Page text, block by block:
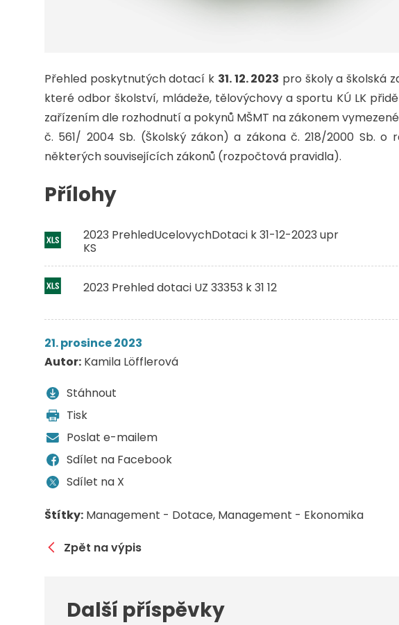
Přehled poskytnutých dotací k 31. 12. 2023 pro školy a školská
které odbor školství, mládeže, tělovýchovy a sportu KÚ LK
zařízením dle rozhodnutí a pokynů MŠMT na zákonem
č. 561/ 2004 Sb. (Školský zákon) a zákona č. 218/2000 Sb.
některých souvisejících zákonů (rozpočtová pravidla).
Přílohy
2023 PrehledUcelovychDotaci k 31-12-2023 upr
KS
2023 Prehled dotaci UZ 33353 k 31 12
21. prosince 2023
Autor: Kamila Löfflerová
Stáhnout
Tisk
Poslat e-mailem
Sdílet na Facebook
Sdílet na X
Štítky: Management - Dotace Management - Ekonomika
Zpět na výpis
Další příspěvky